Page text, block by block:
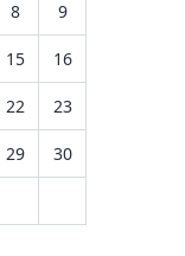
8 9
15 16
22 23
29 30